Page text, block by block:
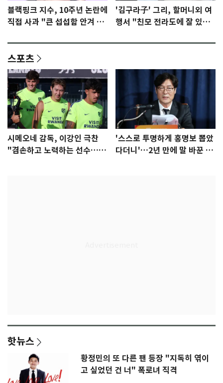
블랙핑크 지수, 10주년 논란에
직접 사과 "큰 섭섭함 안겨 미
'김구라子' 그리, 할머니외 여
행서 "친모 전라도에 잘 있
스포츠
시메오네 감독, 이강인 극찬
"겸손하고 노력하는 선수…좋
'스스로 투명하게 홍명보 뽑았
다더니'…2년 만에 말 바꾼 이
핫뉴스
황정민의 또 다른 팬 등장 "지독히 엮이
고 싶었던 건 너" 폭로녀 직격